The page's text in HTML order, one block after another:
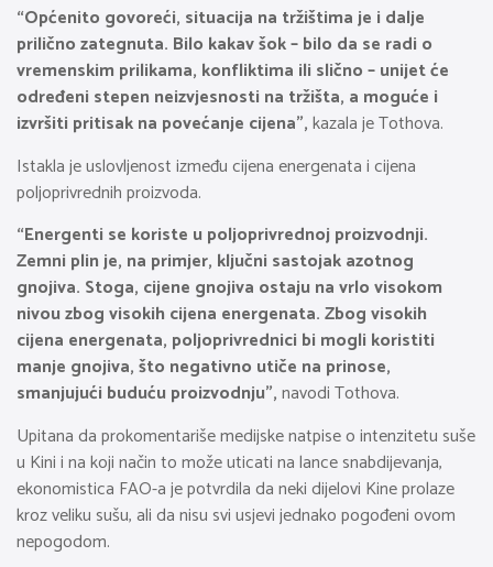
“Općenito govoreći, situacija na tržištima je i dalje
prilično zategnuta. Bilo kakav šok – bilo da se radi o
vremenskim prilikama, konfliktima ili slično – unijet će
određeni stepen neizvjesnosti na tržišta, a moguće i
izvršiti pritisak na povećanje cijena”,kazala je Tothova.
Istakla je uslovljenost između cijena energenata i cijena
poljoprivrednih proizvoda.
“Energenti se koriste u poljoprivrednoj proizvodnji.
Zemni plin je, na primjer, ključni sastojak azotnog
gnojiva. Stoga, cijene gnojiva ostaju na vrlo visokom
nivou zbog visokih cijena energenata. Zbog visokih
cijena energenata, poljoprivrednici bi mogli koristiti
manje gnojiva, što negativno utiče na prinose,
smanjujući buduću proizvodnju”,navodi Tothova.
Upitana da prokomentariše medijske natpise o intenzitetu suše
u Kini i na koji način to može uticati na lance snabdijevanja,
ekonomistica FAO-a je potvrdila da neki dijelovi Kine prolaze
kroz veliku sušu, ali da nisu svi usjevi jednako pogođeni ovom
nepogodom.